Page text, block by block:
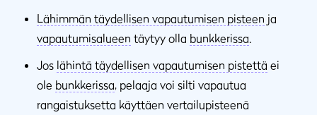
Lähimmän täydellisen vapautumisen pisteen ja
vapautumisalueen täytyy olla bunkkerissa.
Jos lähintä täydellisen vapautumisen pistettä ei
ole bunkkerissa, pelaaja voi silti vapautua
rangaistuksetta käyttäen vertailupisteenä